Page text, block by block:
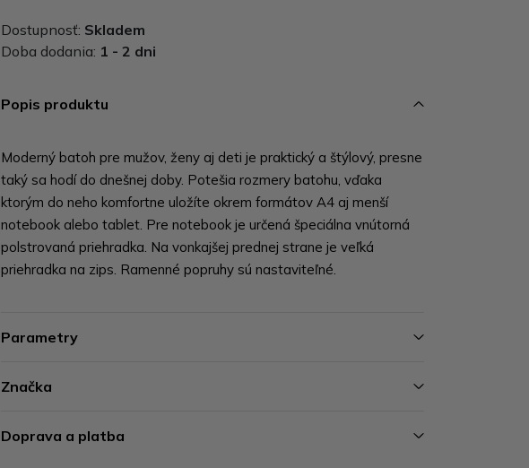
Dostupnosť: Skladem
Doba dodania: 1 - 2 dni
Popis produktu
Moderný batoh pre mužov, ženy aj deti je praktický a štýlový, presne
taký sa hodí do dnešnej doby. Potešia rozmery batohu, vďaka
ktorým do neho komfortne uložíte okrem formátov A4 aj menší
notebook alebo tablet. Pre notebook je určená špeciálna vnútorná
polstrovaná priehradka. Na vonkajšej prednej strane je veľká
priehradka na zips. Ramenné popruhy sú nastaviteľné.
Parametry
Značka
Doprava a platba